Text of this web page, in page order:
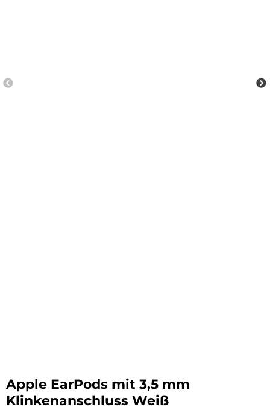
Apple EarPods mit 3,5 mm
Klinkenanschluss Weiß